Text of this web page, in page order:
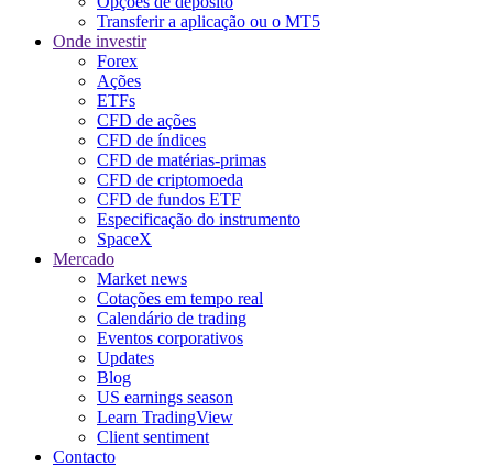
Transferir a aplicação ou o MT5
Onde investir
Forex
Ações
ETFs
CFD de ações
CFD de índices
CFD de matérias-primas
CFD de criptomoeda
CFD de fundos ETF
Especificação do instrumento
SpaceX
Mercado
Market news
Cotações em tempo real
Calendário de trading
Eventos corporativos
Updates
Blog
US earnings season
Learn TradingView
Client sentiment
Contacto